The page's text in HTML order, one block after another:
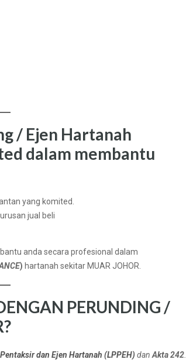
/ Ejen Hartanah
dalam membantu
jual beli
anda secara profesional dalam
) hartanah sekitar MUAR JOHOR.
PERUNDING /
dan Ejen Hartanah (LPPEH) dan Akta 242